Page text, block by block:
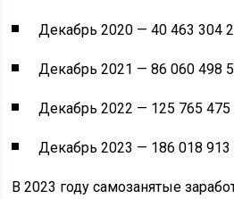
Декабрь 2020 — 40 463 304
Декабрь 2021 — 86 060 498
Декабрь 2022 — 125 765 475
Декабрь 2023 — 186 018 913
В 2023 году самозанятые